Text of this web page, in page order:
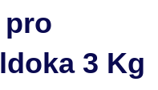
3 Kg